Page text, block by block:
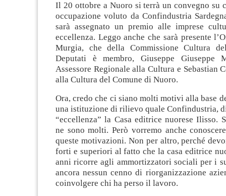
Il 20 ottobre a Nuoro si terrà un convegno su
occupazione voluto da Confindustria
sarà assegnato un premio alle imprese
eccellenza. Leggo anche che sarà presente
Murgia, che della Commissione Cultura
Deputati è membro, Giuseppe Giuseppe
Assessore Regionale alla Cultura e Sebastian
alla Cultura del Comune di Nuoro.
Ora, credo che ci siano molti motivi alla base
una istituzione di rilievo quale Confindustria,
“eccellenza” la Casa editrice nuorese Ilisso.
ne sono molti. Però vorremo anche
queste motivazioni. Non per altro, perché
forti e superiori al fatto che la casa editrice
anni ricorre agli ammortizzatori sociali per i
ancora nessun cenno di riorganizzazione
coinvolgere chi ha perso il lavoro.